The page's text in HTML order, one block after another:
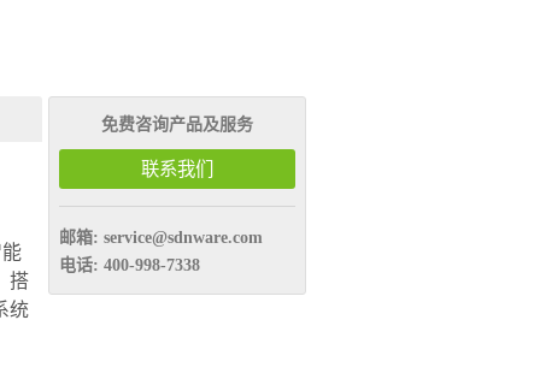
搭
统
免费咨询产品及服务
联系我们
邮箱: service@sdnware.com
电话: 400-998-7338